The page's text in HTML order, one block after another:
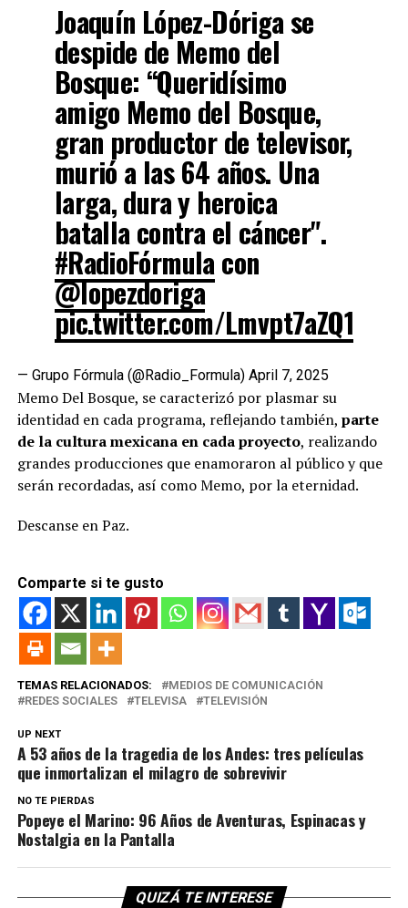
Joaquín López-Dóriga se
despide de Memo del
Bosque: “Queridísimo
amigo Memo del Bosque,
gran productor de televisor,
murió a las 64 años. Una
larga, dura y heroica
batalla contra el cáncer".
#RadioFórmulacon
@lopezdoriga
pic.twitter.com/Lmvpt7aZQ1
— Grupo Fórmula (@Radio_Formula) April 7, 2025
Memo Del Bosque, se caracterizó por plasmar su
identidad en cada programa, reflejando también, parte
de la cultura mexicana en cada proyecto, realizando
grandes producciones que enamoraron al público y que
serán recordadas, así como Memo, por la eternidad.
Descanse en Paz.
Comparte si te gusto
TEMAS RELACIONADOS:
MEDIOS DE COMUNICACIÓN
REDES SOCIALES
TELEVISA TELEVISIÓN
UP NEXT
A 53 años de la tragedia de los Andes: tres películas
que inmortalizan el milagro de sobrevivir
NO TE PIERDAS
Popeye el Marino: 96 Años de Aventuras, Espinacas y
Nostalgia en la Pantalla
QUIZÁ TE INTERESE